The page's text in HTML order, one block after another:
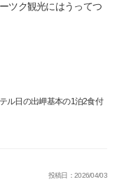
ツク観光にはうってつ
ル日の出岬基本の1泊2食付
投稿日：2026/04/03